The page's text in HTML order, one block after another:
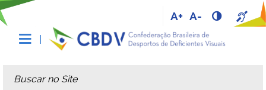
A+ A-
Busca